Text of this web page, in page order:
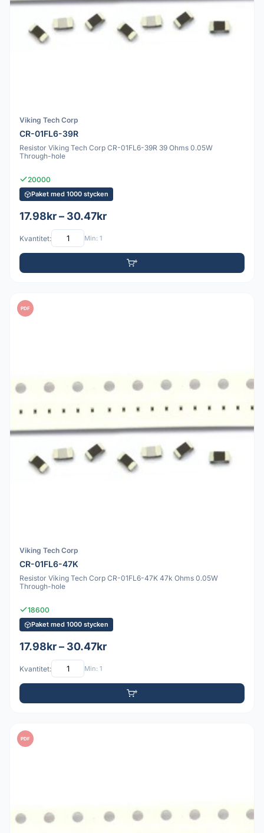
Viking Tech Corp
CR-01FL6-39R
Resistor Viking Tech Corp CR-01FL6-39R 39 Ohms 0.05W
Through-hole
20000
Paket med 1000 stycken
17.98kr – 30.47kr
Kvantitet: Min: 1
PDF
Viking Tech Corp
CR-01FL6-47K
Resistor Viking Tech Corp CR-01FL6-47K 47k Ohms 0.05W
Through-hole
18600
Paket med 1000 stycken
17.98kr – 30.47kr
Kvantitet: Min: 1
PDF